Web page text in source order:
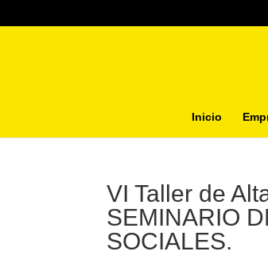
Inicio
VI Taller de
SEMINARIO
SOCIALES.